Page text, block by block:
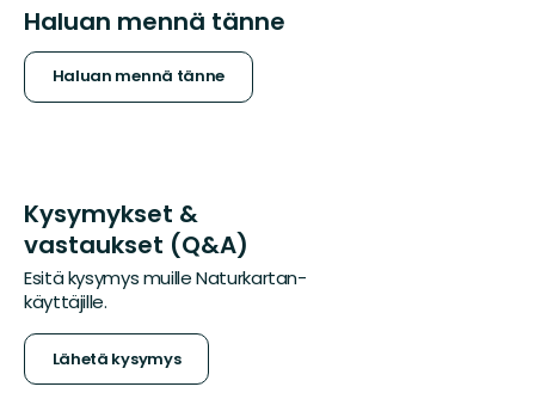
Haluan mennä tänne
Haluan mennä tänne
Kysymykset &
vastaukset (Q&A)
Esitä kysymys muille Naturkartan-
käyttäjille.
Lähetä kysymys